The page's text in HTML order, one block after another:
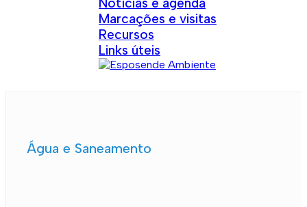
Marcações e visitas
Recursos
Links úteis
Água e Saneamento